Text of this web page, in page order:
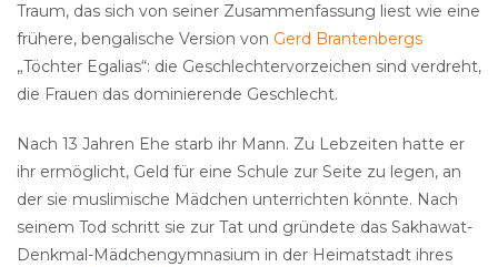
Traum, das sich von seiner Zusammenfassung liest wie eine
frühere, bengalische Version von Gerd Brantenbergs
„Töchter Egalias“: die Geschlechtervorzeichen sind verdreht,
die Frauen das dominierende Geschlecht.
Nach 13 Jahren Ehe starb ihr Mann. Zu Lebzeiten hatte er
ihr ermöglicht, Geld für eine Schule zur Seite zu legen, an
der sie muslimische Mädchen unterrichten könnte. Nach
seinem Tod schritt sie zur Tat und gründete das Sakhawat-
Denkmal-Mädchengymnasium in der Heimatstadt ihres